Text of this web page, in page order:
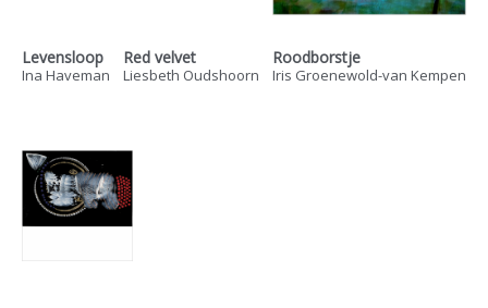
Levensloop
Ina Haveman
Red velvet
Liesbeth Oudshoorn
Roodborstje
Iris Groenewold-van Kempen